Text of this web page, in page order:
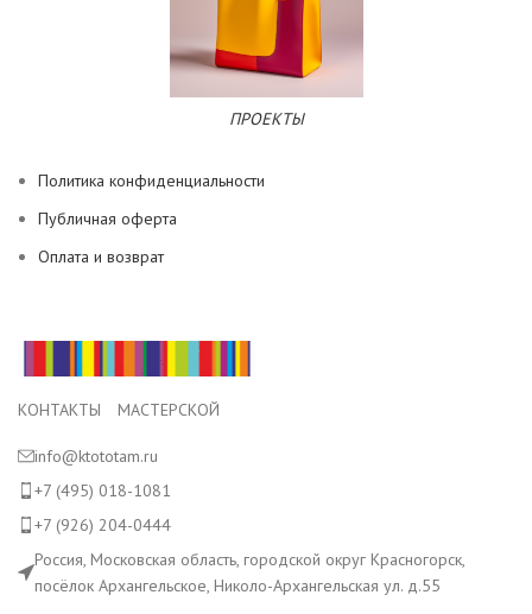
ПРОЕКТЫ
Политика конфиденциальности
Публичная оферта
Оплата и возврат
КОНТАКТЫ МАСТЕРСКОЙ
info@ktototam.ru
+7 (495) 018-1081
+7 (926) 204-0444
Россия, Московская область, городской округ Красногорск,
посёлок Архангельское, Николо-Архангельская ул. д.55